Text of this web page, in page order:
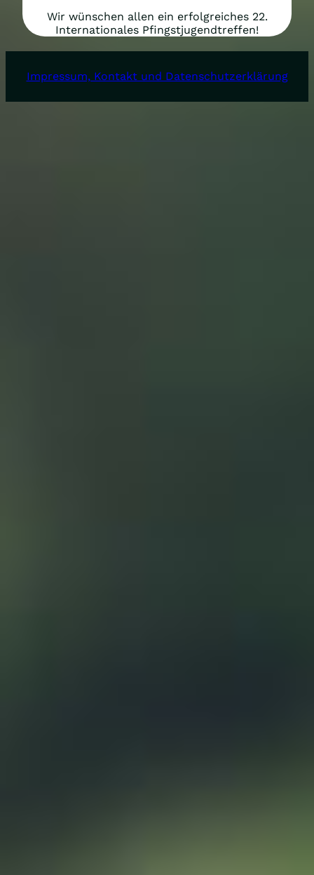
Wir wünschen allen ein erfolgreiches 22.
Internationales Pfingstjugendtreffen!
Impressum, Kontakt und Datenschutzerklärung